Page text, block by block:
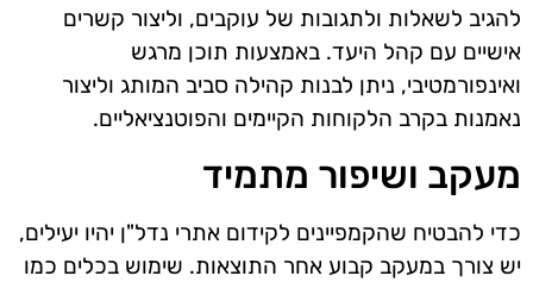
להגיב לשאלות ולתגובות של עוקבים, וליצור קשרים
אישיים עם קהל היעד. באמצעות תוכן מרגש
ואינפורמטיבי, ניתן לבנות קהילה סביב המותג וליצור
נאמנות בקרב הלקוחות הקיימים והפוטנציאליים.
מעקב ושיפור מתמיד
כדי להבטיח שהקמפיינים לקידום אתרי נדל"ן יהיו יעילים,
יש צורך במעקב קבוע אחר התוצאות. שימוש בכלים כמו